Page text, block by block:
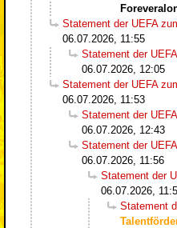
Statement der UEFA
06.07.2026, 11:55
Statement der
06.07.2026, 12:05
Statement der UEFA
06.07.2026, 11:53
Statement der
06.07.2026, 12:43
Statement der
06.07.2026, 11:56
Statement der
06.07.2026,
Statement